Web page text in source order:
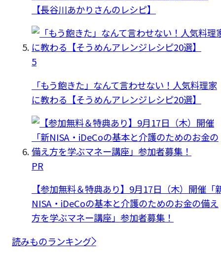
【長谷川あかりさんのレシピ】
5
「もう飽きた」なんて言わせない！人気料理家
に教わる【そうめんアレンジレシピ20選】
PR
【参加無料＆特典あり】9月17日（木）開催「
NISA・iDeCoの基本と介護のためのお金の備え
方を学ぶマネー講座」参加者募集！
読みものランキング